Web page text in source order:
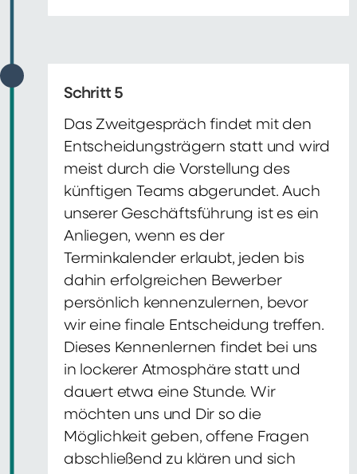
Schritt 5
Das Zweitgespräch findet mit den
Entscheidungsträgern statt und wird
meist durch die Vorstellung des
künftigen Teams abgerundet. Auch
unserer Geschäftsführung ist es ein
Anliegen, wenn es der
Terminkalender erlaubt, jeden bis
dahin erfolgreichen Bewerber
persönlich kennenzulernen, bevor
wir eine finale Entscheidung treffen.
Dieses Kennenlernen findet bei uns
in lockerer Atmosphäre statt und
dauert etwa eine Stunde. Wir
möchten uns und Dir so die
Möglichkeit geben, offene Fragen
abschließend zu klären und sich